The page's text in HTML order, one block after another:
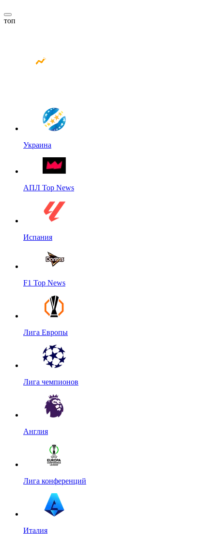
топ
Украина
АПЛ Top News
Испания
F1 Top News
Лига Европы
Лига чемпионов
Англия
Лига конференций
Италия